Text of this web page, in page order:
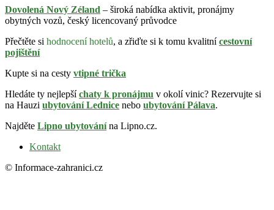
Dovolená Nový Zéland – široká nabídka aktivit, pronájmy
obytných vozů, český licencovaný průvodce
Přečtěte si hodnocení hotelů, a zřiďte si k tomu kvalitnícestovní
pojištění
Kupte si na cesty vtipné trička
Hledáte ty nejlepšíchaty k pronájmu v okolí vinic? Rezervujte si
na Hauzi ubytování Lednice nebo ubytování Pálava.
Najděte Lipno ubytovánína Lipno.cz.
Kontakt
© Informace-zahranici.cz